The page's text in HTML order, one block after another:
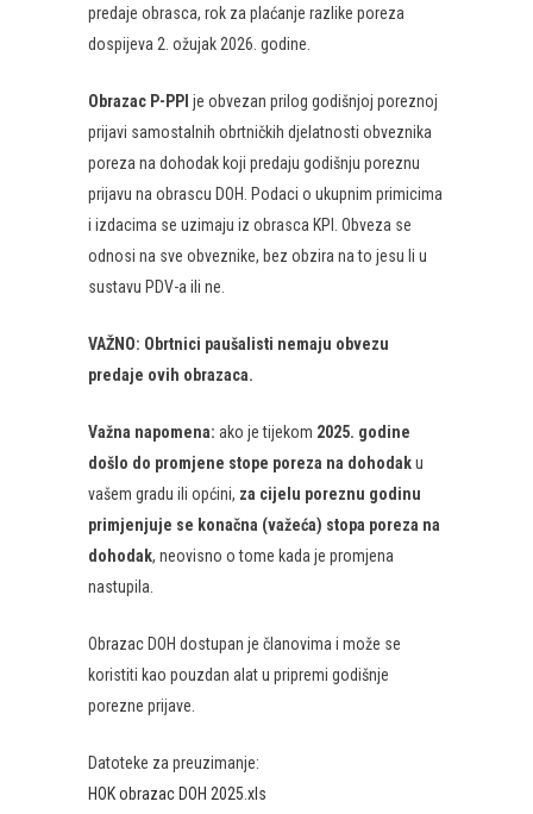
predaje obrasca, rok za plaćanje razlike poreza
dospijeva 2. ožujak 2026. godine.
Obrazac P-PPI je obvezan prilog godišnjoj poreznoj
prijavi samostalnih obrtničkih djelatnosti obveznika
poreza na dohodak koji predaju godišnju poreznu
prijavu na obrascu DOH. Podaci o ukupnim primicima
i izdacima se uzimaju iz obrasca KPI. Obveza se
odnosi na sve obveznike, bez obzira na to jesu li u
sustavu PDV-a ili ne.
VAŽNO: Obrtnici paušalisti nemaju obvezu
predaje ovih obrazaca.
Važna napomena: ako je tijekom 2025. godine
došlo do promjene stope poreza na dohodaku
vašem gradu ili općini, za cijelu poreznu godinu
primjenjuje se konačna (važeća) stopa poreza na
dohodak, neovisno o tome kada je promjena
nastupila.
Obrazac DOH dostupan je članovima i može se
koristiti kao pouzdan alat u pripremi godišnje
porezne prijave.
Datoteke za preuzimanje:
HOK obrazac DOH 2025.xls